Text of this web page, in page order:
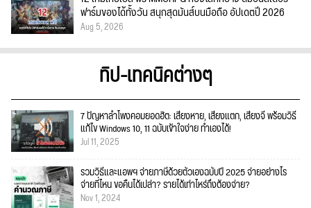
ฟาร์มของได้ทั้งวัน สนุกสุดมันส์บนมือถือ อัปเดตปี 2026
Aug 5, 2026
ทิป-เทคนิคต่างๆ
7 ปัญหาลำโพงคอมยอดฮิต: เสียงหาย, เสียงแตก, เสียงจี่ พร้อมวิธี
แก้ไข Windows 10, 11 ฉบับเข้าใจง่าย ทำเองได้!
Jul 11, 2025
รวมวิธีและแอพฯ จ่ายภาษีด้วยตัวเองฉบับปี 2025 จ่ายอย่างไร
จ่ายที่ไหน ขอคืนได้เปล่า? รายได้เท่าไหร่ถึงต้องจ่าย?
Nov 1, 2024